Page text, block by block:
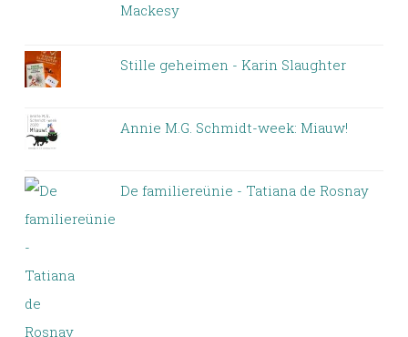
Mackesy
Stille geheimen - Karin Slaughter
Annie M.G. Schmidt-week: Miauw!
De familiereünie - Tatiana de Rosnay